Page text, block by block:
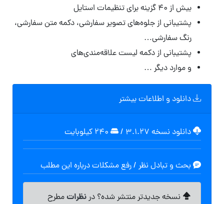
بیش از ۴۰ گزینه برای تنظیمات استایل
پشتیبانی از جلوه‌های تصویر سفارشی، دکمه متن سفارشی،
رنگ سفارشی…
پشتیبانی از دکمه لیست علاقه‌مندی‌های
و موارد دیگر …
دانلود و اطلاعات بیشتر
دانلود نسخه ۳.۱.۲۷ /
بحث و تبادل نظر / رفع مشکلات درباره این مطلب
نسخه جدیدتر منتشر شده؟ درنظراتمطرح